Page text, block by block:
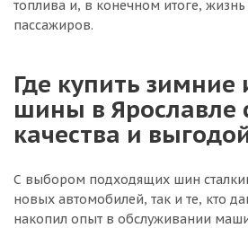
топлива и, в конечном итоге, жизнь
пассажиров.
Где купить зимние
шины в Ярославле
качества и
С выбором подходящих шин
новых автомобилей, так и те, кто
накопил опыт в обслуживании